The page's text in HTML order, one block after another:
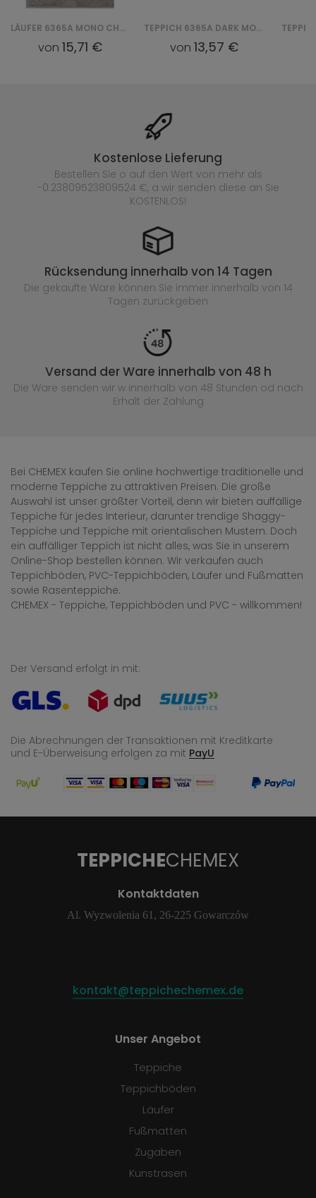
LÄUFER 6365A MONO CHODNIK GNJ - SZARY
von15,71 €
TEPPICH 6365A DARK MONO KOLO GNJ - SZARY
von 13,57 €
Kostenlose Lieferung
Bestellen Sie o auf den Wert von mehr als
-0.23809523809524 €, a wir senden diese an Sie
KOSTENLOS!
Rücksendung innerhalb von 14 Tagen
Die gekaufte Ware können Sie immer innerhalb von 14
Tagen zurückgeben
Versand der Ware innerhalb von 48 h
Die Ware senden wir w innerhalb von 48 Stunden od nach
Erhalt der Zahlung
Bei CHEMEX kaufen Sie online hochwertige traditionelle und
moderne Teppiche zu attraktiven Preisen. Die große
Auswahl ist unser größter Vorteil, denn wir bieten auffällige
Teppiche für jedes Interieur, darunter trendige Shaggy-
Teppiche und Teppiche mit orientalischen Mustern. Doch
ein auffälliger Teppich ist nicht alles, was Sie in unserem
Online-Shop bestellen können. Wir verkaufen auch
Teppichböden, PVC-Teppichböden, Läufer und Fußmatten
sowie Rasenteppiche.
CHEMEX - Teppiche, Teppichböden und PVC - willkommen!
Der Versand erfolgt in mit:
Die Abrechnungen der Transaktionen mit Kreditkarte
und E-Überweisung erfolgen za mit PayU
TEPPICHECHEMEX
Kontaktdaten
Al. Wyzwolenia 61, 26-225 Gowarczów
kontakt@teppichechemex.de
Unser Angebot
Teppiche
Teppichböden
Läufer
Fußmatten
Zugaben
Kunstrasen